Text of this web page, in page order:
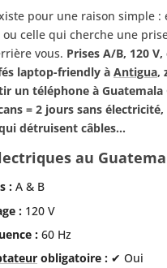
pour une raison simple :
ou celle qui cherche une
vous. Prises A/B, 120
laptop-friendly à Antigua,
un téléphone à Guatemala
= 2 jours sans
détruisent câbles…
au
: A & B
: 120 V
: 60 Hz
obligatoire : ✔ Oui